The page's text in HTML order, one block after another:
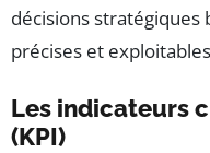
décisions stratégiques
précises et
Les indicateurs
(KPI)